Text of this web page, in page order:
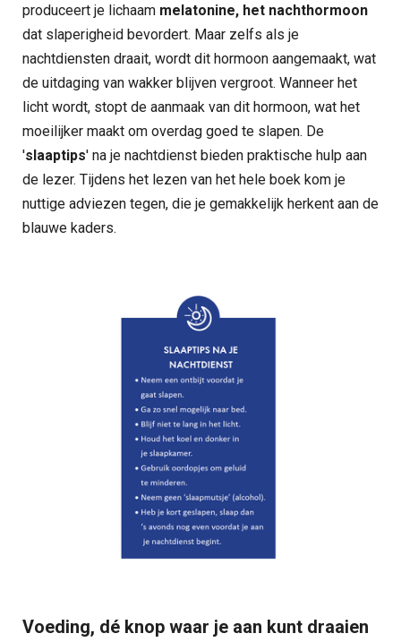
produceert je lichaam melatonine, het nachthormoon
dat slaperigheid bevordert. Maar zelfs als je
nachtdiensten draait, wordt dit hormoon aangemaakt, wat
de uitdaging van wakker blijven vergroot. Wanneer het
licht wordt, stopt de aanmaak van dit hormoon, wat het
moeilijker maakt om overdag goed te slapen. De
'slaaptips' na je nachtdienst bieden praktische hulp aan
de lezer. Tijdens het lezen van het hele boek kom je
nuttige adviezen tegen, die je gemakkelijk herkent aan de
blauwe kaders.
Voeding, dé knop waar je aan kunt draaien